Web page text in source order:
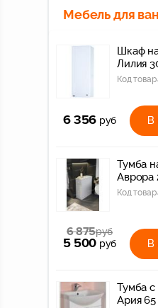
Мебель для
Шкаф
Лилия
Код
6 356 руб В
Тумба
Аврора
Код
6 875руб
5 500 руб В
Тумба с
Ария 65